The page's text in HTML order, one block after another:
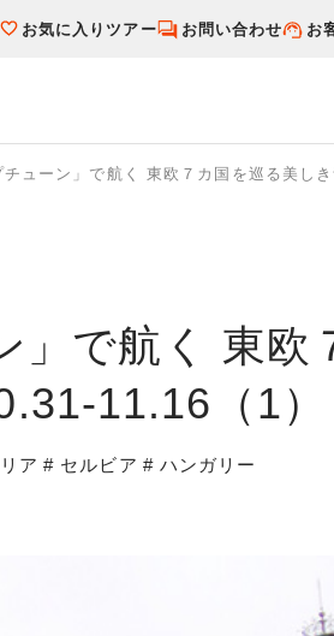
お気に入りツアー お問い合わせ お
ューン」で航く 東欧７カ国を巡る美し
で航く 東欧
11.16（1）
ア # セルビア # ハンガリー